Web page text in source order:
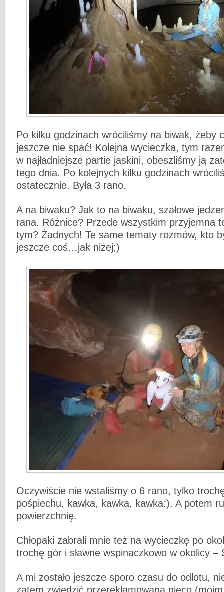
Po kilku godzinach wróciliśmy na biwak, żeby
jeszcze nie spać! Kolejna wycieczka, tym
w najładniejsze partie jaskini, obeszliśmy ją
tego dnia. Po kolejnych kilku godzinach
ostatecznie. Była 3 rano.
A na biwaku? Jak to na biwaku, szałowe
rana. Różnice? Przede wszystkim przyjemna
tym? Żadnych! Te same tematy rozmów, kto
jeszcze coś…jak niżej;)
Oczywiście nie wstaliśmy o 6 rano, tylko
pośpiechu, kawka, kawka, kawka:). A potem
powierzchnię.
Chłopaki zabrali mnie też na wycieczkę po
trochę gór i sławne wspinaczkowo w okolicy –
A mi zostało jeszcze sporo czasu do odlotu,